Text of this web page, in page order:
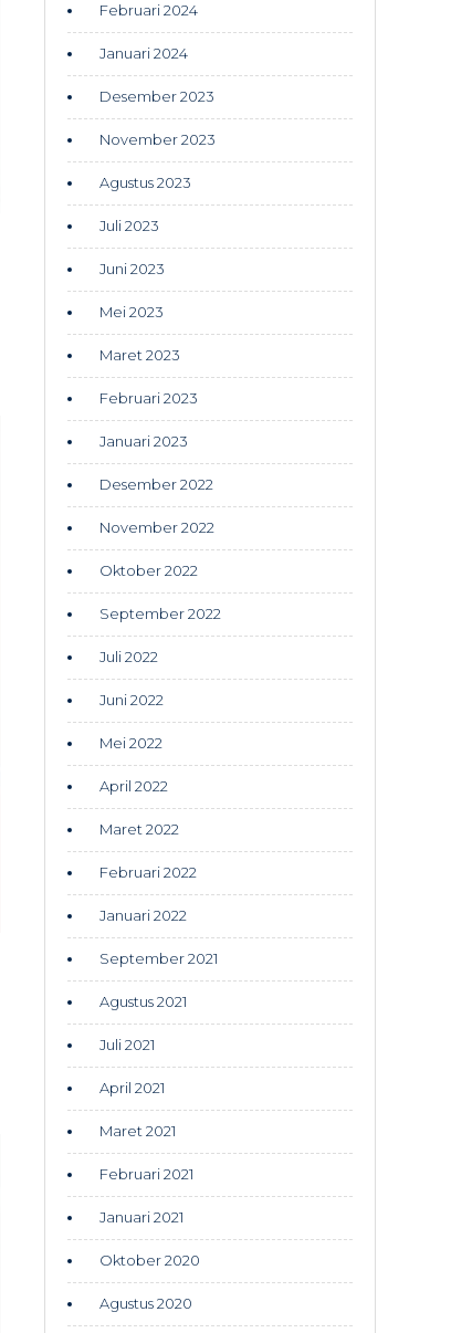
Februari 2024
Januari 2024
Desember 2023
November 2023
Agustus 2023
Juli 2023
Juni 2023
Mei 2023
Maret 2023
Februari 2023
Januari 2023
Desember 2022
November 2022
Oktober 2022
September 2022
Juli 2022
Juni 2022
Mei 2022
April 2022
Maret 2022
Februari 2022
Januari 2022
September 2021
Agustus 2021
Juli 2021
April 2021
Maret 2021
Februari 2021
Januari 2021
Oktober 2020
Agustus 2020